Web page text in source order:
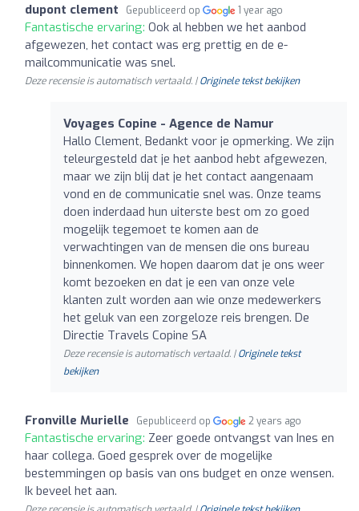
dupont clement Gepubliceerd op 1 year ago
Fantastische ervaring: Ook al hebben we het aanbod
afgewezen, het contact was erg prettig en de e-
mailcommunicatie was snel.
Deze recensie is automatisch vertaald. |Originele tekst bekijken
Voyages Copine - Agence de Namur
Hallo Clement, Bedankt voor je opmerking. We zijn
teleurgesteld dat je het aanbod hebt afgewezen,
maar we zijn blij dat je het contact aangenaam
vond en de communicatie snel was. Onze teams
doen inderdaad hun uiterste best om zo goed
mogelijk tegemoet te komen aan de
verwachtingen van de mensen die ons bureau
binnenkomen. We hopen daarom dat je ons weer
komt bezoeken en dat je een van onze vele
klanten zult worden aan wie onze medewerkers
het geluk van een zorgeloze reis brengen. De
Directie Travels Copine SA
Deze recensie is automatisch vertaald. |Originele tekst
bekijken
Fronville Murielle Gepubliceerd op 2 years ago
Fantastische ervaring: Zeer goede ontvangst van Ines en
haar collega. Goed gesprek over de mogelijke
bestemmingen op basis van ons budget en onze wensen.
Ik beveel het aan.